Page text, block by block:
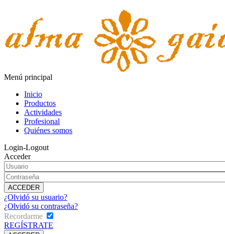
Menú principal
Inicio
Productos
Actividades
Profesional
Quiénes somos
Login-Logout
Acceder
¿Olvidó su usuario?
¿Olvidó su contraseña?
Recordarme
REGÍSTRATE